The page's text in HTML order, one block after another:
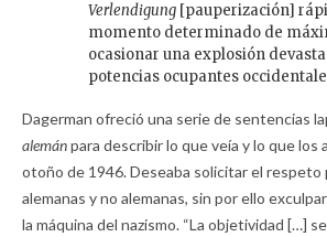
Verlendigung [pauperización]
momento determinado de
ocasionar una explosión
potencias ocupantes
Dagerman ofreció una serie de sentencias
alemánpara describir lo que veía y lo que los
otoño de 1946. Deseaba solicitar el respeto
alemanas y no alemanas, sin por ello
la máquina del nazismo. “La objetividad […]